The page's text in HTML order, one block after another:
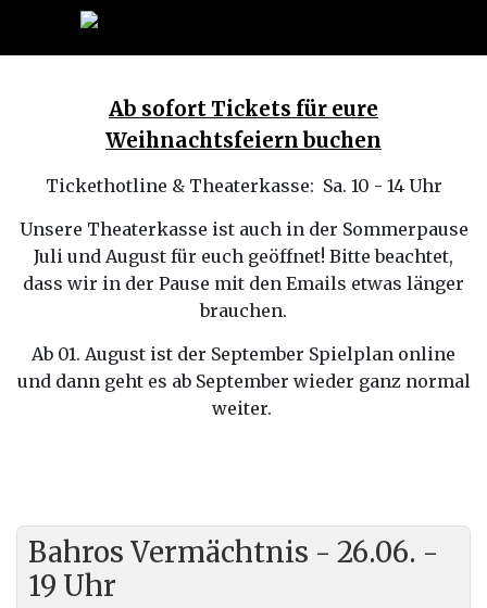
Ab sofort Tickets für eure
Weihnachtsfeiern buchen
Tickethotline & Theaterkasse: Sa. 10 - 14 Uhr
Unsere Theaterkasse ist auch in der Sommerpause
Juli und August für euch geöffnet! Bitte beachtet,
dass wir in der Pause mit den Emails etwas länger
brauchen.
Ab 01. August ist der September Spielplan online
und dann geht es ab September wieder ganz normal
weiter.
Bahros Vermächtnis - 26.06. -
19 Uhr